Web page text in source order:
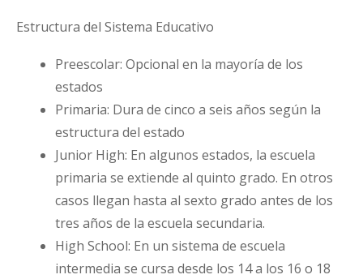
Estructura del Sistema Educativo
Preescolar: Opcional en la mayoría de los
estados
Primaria: Dura de cinco a seis años según la
estructura del estado
Junior High: En algunos estados, la escuela
primaria se extiende al quinto grado. En otros
casos llegan hasta al sexto grado antes de los
tres años de la escuela secundaria.
High School: En un sistema de escuela
intermedia se cursa desde los 14 a los 16 o 18